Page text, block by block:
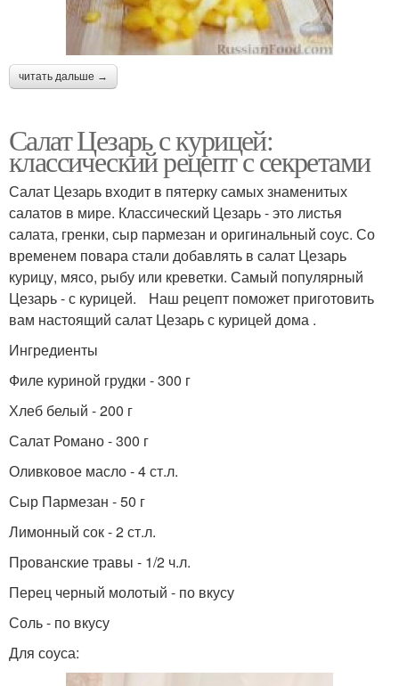
читать дальше →
Салат Цезарь с курицей:
классический рецепт с секретами
Салат Цезарь входит в пятерку самых знаменитых
салатов в мире. Классический Цезарь - это листья
салата, гренки, сыр пармезан и оригинальный соус. Со
временем повара стали добавлять в салат Цезарь
курицу, мясо, рыбу или креветки. Самый популярный
Цезарь - с курицей. Наш рецепт поможет приготовить
вам настоящий салат Цезарь с курицей дома .
Ингредиенты
Филе куриной грудки - 300 г
Хлеб белый - 200 г
Салат Романо - 300 г
Оливковое масло - 4 ст.л.
Сыр Пармезан - 50 г
Лимонный сок - 2 ст.л.
Прованские травы - 1/2 ч.л.
Перец черный молотый - по вкусу
Соль - по вкусу
Для соуса: